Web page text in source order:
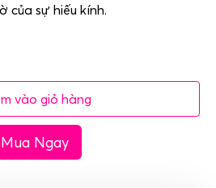
của sự hiếu kính.
vào giỏ hàng
Mua Ngay